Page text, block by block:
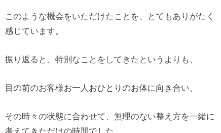
このような機会をいただけたことを、とてもありがたく
感じています。
振り返ると、特別なことをしてきたというよりも、
目の前のお客様お一人おひとりのお体に向き合い、
その時々の状態に合わせて、無理のない整え方を一緒に
考えてきただけの時間でした。